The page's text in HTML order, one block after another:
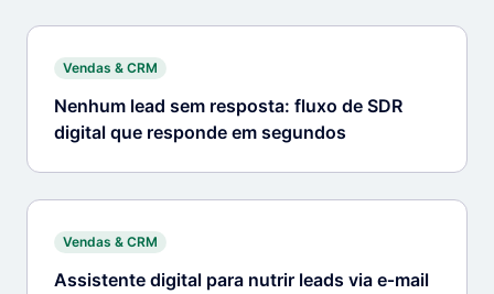
Vendas & CRM
Nenhum lead sem resposta: fluxo de SDR
digital que responde em segundos
Vendas & CRM
Assistente digital para nutrir leads via e‑mail